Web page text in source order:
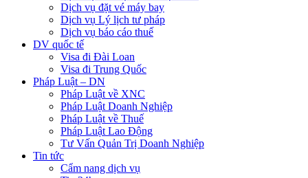
Dịch vụ đặt vé máy bay
Dịch vụ Lý lịch tư pháp
Dịch vụ báo cáo thuế
DV quốc tế
Visa đi Đài Loan
Visa đi Trung Quốc
Pháp Luật – DN
Pháp Luật về XNC
Pháp Luật Doanh Nghiệp
Pháp Luật về Thuế
Pháp Luật Lao Động
Tư Vấn Quản Trị Doanh Nghiệp
Tin tức
Cẩm nang dịch vụ